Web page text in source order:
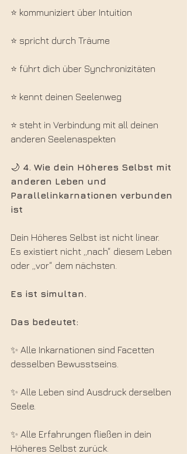
⭐ kommuniziert über Intuition
⭐ spricht durch Träume
⭐ führt dich über Synchronizitäten
⭐ kennt deinen Seelenweg
⭐ steht in Verbindung mit all deinen
anderen Seelenaspekten
🌙 4. Wie dein Höheres Selbst mit
anderen Leben und
Parallelinkarnationen verbunden
ist
Dein Höheres Selbst ist nicht linear.
Es existiert nicht „nach“ diesem Leben
oder „vor“ dem nächsten.
Es ist simultan.
Das bedeutet:
✨ Alle Inkarnationen sind Facetten
desselben Bewusstseins.
✨ Alle Leben sind Ausdruck derselben
Seele.
✨ Alle Erfahrungen fließen in dein
Höheres Selbst zurück.